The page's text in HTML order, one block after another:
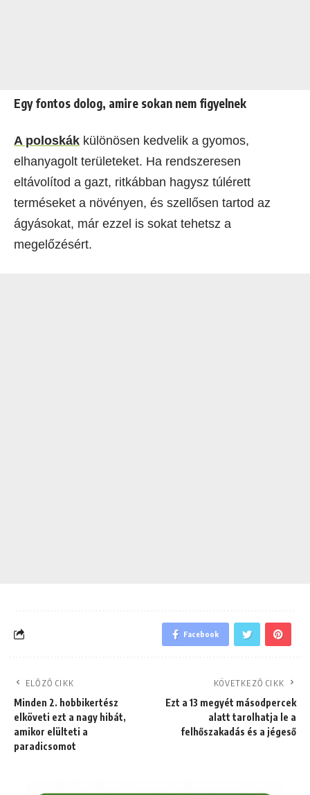
Egy fontos dolog, amire sokan nem figyelnek
A poloskák különösen kedvelik a gyomos,
elhanyagolt területeket. Ha rendszeresen
eltávolítod a gazt, ritkábban hagysz túlérett
terméseket a növényen, és szellősen tartod az
ágyásokat, már ezzel is sokat tehetsz a
megelőzésért.
Facebook
ELŐZŐ CIKK
Minden 2. hobbikertész
elköveti ezt a nagy hibát,
amikor elülteti a
paradicsomot
KÖVETKEZŐ CIKK
Ezt a 13 megyét másodpercek
alatt tarolhatja le a
felhőszakadás és a jégeső